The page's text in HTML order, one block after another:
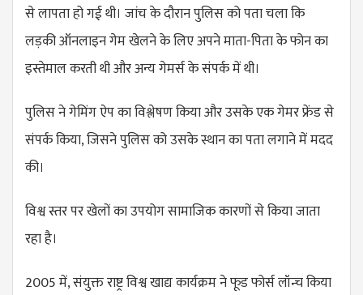
से लापता हो गई थी। जांच के दौरान पुलिस को पता चला कि
लड़की ऑनलाइन गेम खेलने के लिए अपने माता-पिता के फोन का
इस्तेमाल करती थी और अन्य गेमर्स के संपर्क में थी।
पुलिस ने गेमिंग ऐप का विश्लेषण किया और उसके एक गेमर फ्रेंड से
संपर्क किया, जिसने पुलिस को उसके स्थान का पता लगाने में मदद
की।
विश्व स्तर पर खेलों का उपयोग सामाजिक कारणों से किया जाता
रहा है।
2005 में, संयुक्त राष्ट्र विश्व खाद्य कार्यक्रम ने फूड फोर्स लॉन्च किया